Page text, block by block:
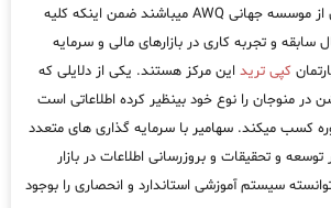
سطح استادی از موسسه جهانی AWQ میباشند ضمن اینکه کلیه
دارای حداقل 10 سال سابقه و تجربه کاری در بازارهای مالی و سرمایه
کپی ترید این مرکز هستند. یکی از دلایلی که
در منوجان را نوع خود بینظیر کرده اطلاعاتی است
کسب میکند. سهامیر با سرمایه گذاری های متعدد
و تحقیقات و بروزرسانی اطلاعات در بازار
سیستم آموزشی استاندارد و انحصاری را بوجود